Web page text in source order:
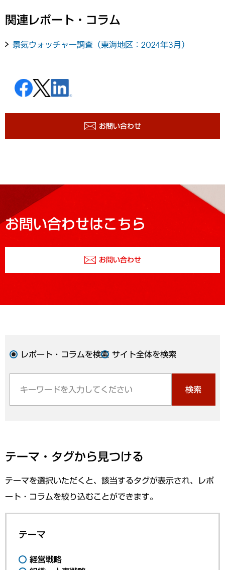
関連レポート・コラム
景気ウォッチャー調査（東海地区：2024年3月）
お問い合わせ
お問い合わせはこちら
お問い合わせ
レポート・コラムを検索 サイト全体を検索
検索
テーマ・タグから見つける
テーマを選択いただくと、該当するタグが表示され、レポ
ート・コラムを絞り込むことができます。
テーマ
経営戦略